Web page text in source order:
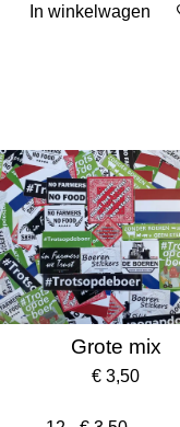
In winkelwagen
Grote mix
€ 3,50